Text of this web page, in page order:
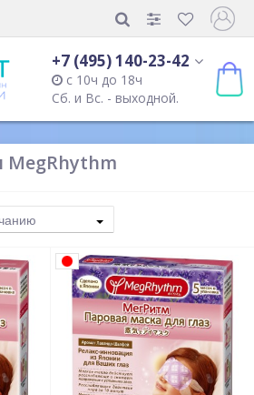
+7 (495) 140-23-42
с 10ч до 18ч
Сб. и Вс. - выходной.